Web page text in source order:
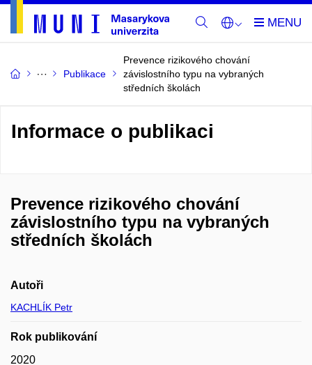
Publikace
Prevence rizikového chování
závislostního typu na vybraných
středních školách
Informace o publikaci
Prevence rizikového chování
závislostního typu na vybraných
středních školách
Autoři
KACHLÍK Petr
Rok publikování
2020